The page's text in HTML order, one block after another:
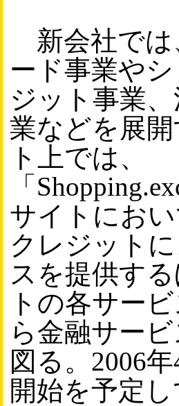
新会社では
ード事業や
ジット事業
業などを展
ト上では、
「
サイトにお
クレジット
スを提供す
トの各サー
ら金融サー
図る。2006
開始を予定